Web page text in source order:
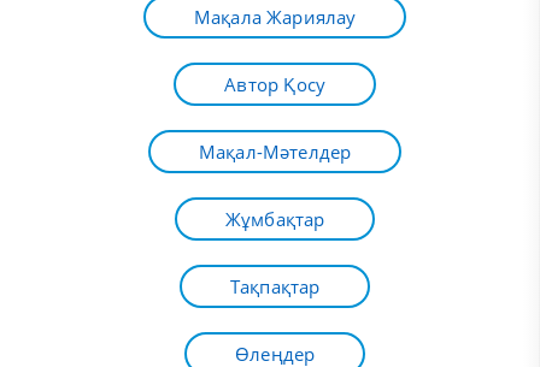
Мақала Жариялау
Автор Қосу
Мақал-Мәтелдер
Жұмбақтар
Тақпақтар
Өлеңдер